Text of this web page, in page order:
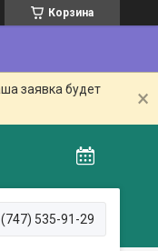
Корзина
заявка будет
(747) 535-91-29